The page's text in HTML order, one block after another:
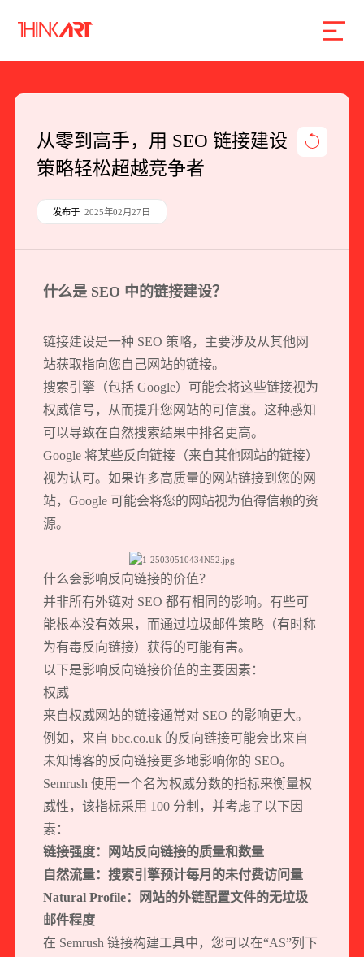
企业网站建设
数字产品研发
从零到高手，用 SEO 链接建设
策略轻松超越竞争者
发布于 2025年02月27日
什么是 SEO 中的链接建设？
链接建设是一种 SEO 策略，主要涉及从其他网
站获取指向您自己网站的链接。
搜索引擎（包括 Google）可能会将这些链接视为
权威信号，从而提升您网站的可信度。这种感知
可以导致在自然搜索结果中排名更高。
Google 将某些反向链接（来自其他网站的链接）
视为认可。如果许多高质量的网站链接到您的网
站，Google 可能会将您的网站视为值得信赖的资
源。
什么会影响反向链接的价值？
并非所有外链对 SEO 都有相同的影响。有些可
能根本没有效果，而通过垃圾邮件策略（有时称
为有毒反向链接）获得的可能有害。
以下是影响反向链接价值的主要因素：
权威
来自权威网站的链接通常对 SEO 的影响更大。
例如，来自 bbc.co.uk 的反向链接可能会比来自
未知博客的反向链接更多地影响你的 SEO。
Semrush 使用一个名为权威分数的指标来衡量权
威性，该指标采用 100 分制，并考虑了以下因
素：
链接强度：网站反向链接的质量和数量
自然流量：搜索引擎预计每月的未付费访问量
Natural Profile：网站的外链配置文件的无垃圾
邮件程度
在 Semrush 链接构建工具中，您可以在“AS”列下